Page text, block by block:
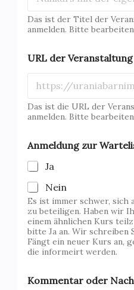
Das ist der Titel der
anmelden. Bitte
URL der Veranstaltung
Das ist die URL der
anmelden. Bitte
Anmeldung zur
Ja
Nein
Es ist immer schwer, sich
zu beteiligen. Haben wir
einem ähnlichen Kurs
bitte Ja an. Wir schreiben
Fängt ein neuer Kurs an,
die informeirt werden.
Kommentar oder